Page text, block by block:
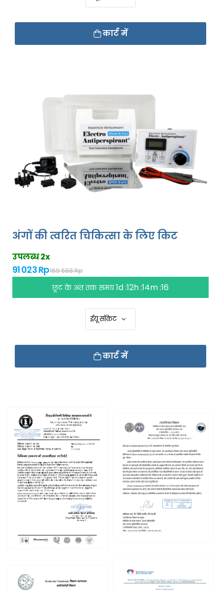
कार्ट में
अंगों की त्वरित चिकित्सा के लिए किट
उपलब्ध 2x
91 023 Rp169 668 Rp
छूट के अंत तक समय1d :12h :14m :15
कार्ट में